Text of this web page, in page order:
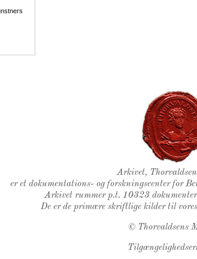
Thorvaldsens
Arkivet,
er et dokumentations- og forskningscenter for
Arkivet rummer p.t. 10323
De er de primære skriftlige kilder til
© Thorvaldsens